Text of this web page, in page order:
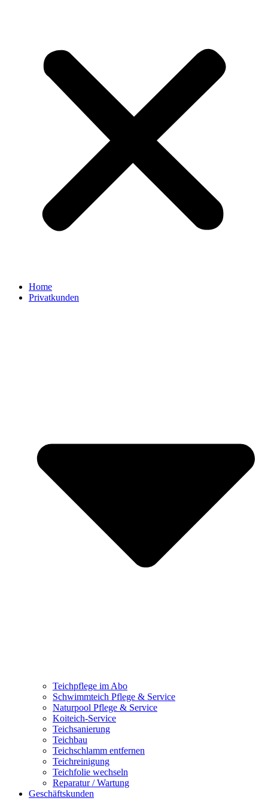
Home
Privatkunden
Teichpflege im Abo
Schwimmteich Pflege & Service
Naturpool Pflege & Service
Koiteich-Service
Teichsanierung
Teichbau
Teichschlamm entfernen
Teichreinigung
Teichfolie wechseln
Reparatur / Wartung
Geschäftskunden